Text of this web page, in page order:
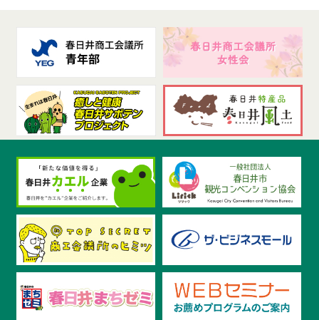
「5時スタ」感動カンパニーのコーナーへ出演され
ます！
2024.6.11
㈱東海メディカルプロダクツの筒井会長がモデルの
映画「ディア・ファミリー」が、6月14日(金)より全
国東宝系で公開！
やきとりあら家さん「ラーメン店」開店に向けてク
ラウドファンディング挑戦中！
2024.3.19
勝川駅前通商店街(振)さんが愛知県空き店舗活用モ
デル事業集にて紹介されました！
(株)丸菱製作所さんが、ワタミグループ主宰のみん